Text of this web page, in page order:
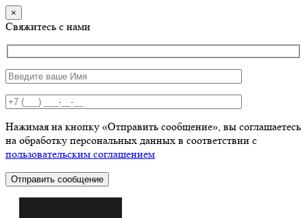
×
Свяжитесь с нами
Нажимая на кнопку «Отправить сообщение», вы соглашаетесь
на обработку персональных данных в соответствии с
пользовательским соглашением
Отправить сообщение